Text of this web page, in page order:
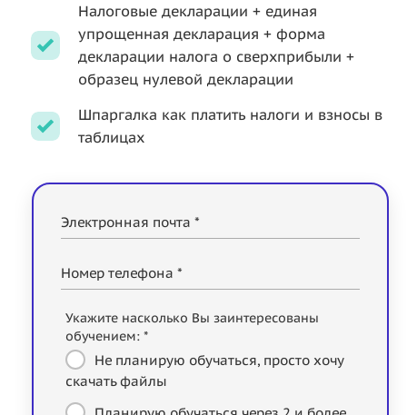
Налоговые декларации + единая
упрощенная декларация + форма
декларации налога о сверхприбыли +
образец нулевой декларации
Шпаргалка как платить налоги и взносы в
таблицах
Электронная почта *
Номер телефона *
Укажите насколько Вы заинтересованы
обучением: *
Не планирую обучаться, просто хочу
скачать файлы